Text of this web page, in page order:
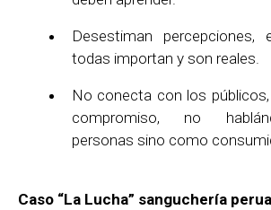
Desestiman
todas importan y son reales.
No conecta con los
compromiso, no
personas sino como
Caso “La Lucha” sanguchería